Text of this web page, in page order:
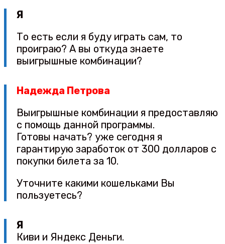
Я
То есть если я буду играть сам, то
проиграю? А вы откуда знаете
выигрышные комбинации?
Надежда Петрова
Выигрышные комбинации я предоставляю
с помощь данной программы.
Готовы начать? уже сегодня я
гарантирую заработок от 300 долларов с
покупки билета за 10.
Уточните какими кошельками Вы
пользуетесь?
Я
Киви и Яндекс Деньги.